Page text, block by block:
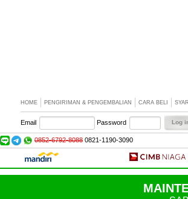
HOME PENGIRIMAN & PENGEMBALIAN CARA BELI
Email Password
0852-6792-8088 0821-1190-3090